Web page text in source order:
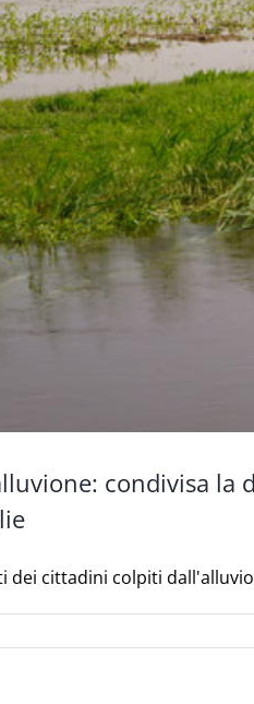
condivisa
dei cittadini colpiti